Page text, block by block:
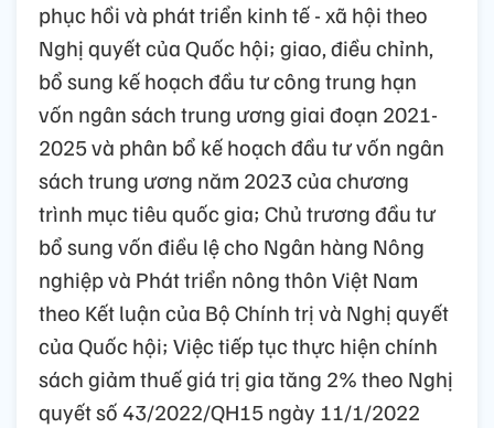
phục hồi và phát triển kinh tế - xã hội theo
Nghị quyết của Quốc hội; giao, điều chỉnh,
bổ sung kế hoạch đầu tư công trung hạn
vốn ngân sách trung ương giai đoạn 2021-
2025 và phân bổ kế hoạch đầu tư vốn ngân
sách trung ương năm 2023 của chương
trình mục tiêu quốc gia; Chủ trương đầu tư
bổ sung vốn điều lệ cho Ngân hàng Nông
nghiệp và Phát triển nông thôn Việt Nam
theo Kết luận của Bộ Chính trị và Nghị quyết
của Quốc hội; Việc tiếp tục thực hiện chính
sách giảm thuế giá trị gia tăng 2% theo Nghị
quyết số 43/2022/QH15 ngày 11/1/2022